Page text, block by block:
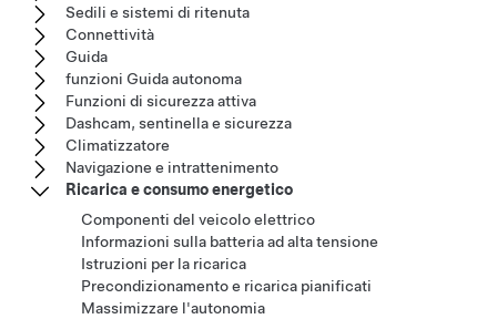
Sedili e sistemi di ritenuta
Connettività
Guida
funzioni Guida autonoma
Funzioni di sicurezza attiva
Dashcam, sentinella e sicurezza
Climatizzatore
Navigazione e intrattenimento
Ricarica e consumo energetico
Componenti del veicolo elettrico
Informazioni sulla batteria ad alta tensione
Istruzioni per la ricarica
Precondizionamento e ricarica pianificati
Massimizzare l'autonomia